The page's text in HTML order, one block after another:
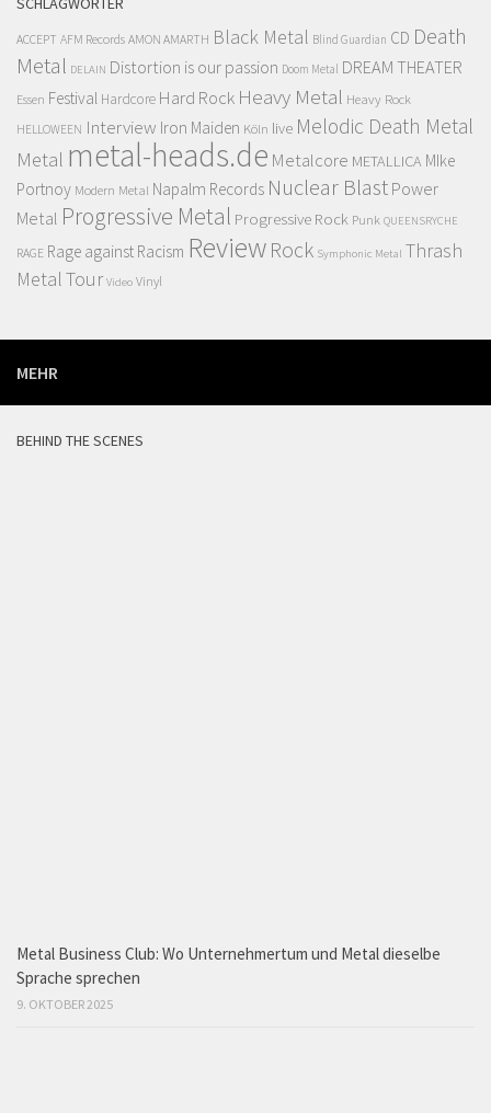
ACCEPT AFM Records AMON AMARTH Black Metal Blind Guardian CD Death
Metal DELAIN Distortion is our passion Doom Metal DREAM THEATER
Essen Festival Hardcore Hard Rock Heavy Metal Heavy Rock
HELLOWEEN Interview Iron Maiden Köln live Melodic Death Metal
Metal metal-heads.de Metalcore METALLICA MIke
Portnoy Modern Metal Napalm Records Nuclear Blast Power
Metal Progressive Metal Progressive Rock Punk QUEENSRYCHE
RAGE Rage against Racism Review Rock Symphonic Metal Thrash
MetalTour Video Vinyl
MEHR
BEHIND THE SCENES
Metal Business Club: Wo Unternehmertum und Metal dieselbe
Sprache sprechen
9. OKTOBER 2025